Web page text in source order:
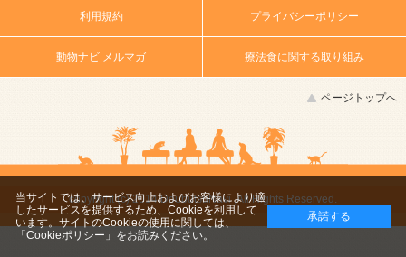
利用規約 プライバシーポリシー
動物ナビ メルマガ 療法食に関する取り組み
ページトップへ
copyright (c) 2014 DoubutsuNavi ,All Rights Reserved.
当サイトでは、サービス向上およびお客様により適
したサービスを提供するため、Cookieを利用して
います。サイトのCookieの使用に関しては、
「Cookieポリシー」 をお読みください。
承諾する